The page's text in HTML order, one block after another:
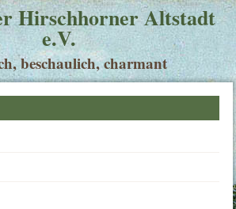
Hirschhorner Altstadt
e.V.
beschaulich, charmant